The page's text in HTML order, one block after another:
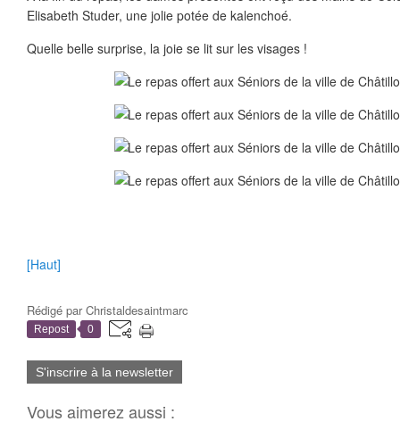
Elisabeth Studer, une jolie potée de kalenchoé.
Quelle belle surprise, la joie se lit sur les visages !
[Haut]
Rédigé parChristaldesaintmarc
Repost 0
S'inscrire à la newsletter
Vous aimerez aussi :